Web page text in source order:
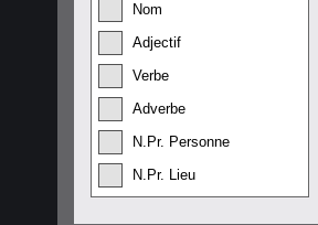
Nom
Adjectif
Verbe
Adverbe
N.Pr. Personne
N.Pr. Lieu